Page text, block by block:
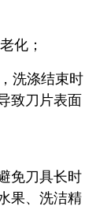
化；
洗涤结束时
致刀片表面
免刀具长时
果、洗洁精